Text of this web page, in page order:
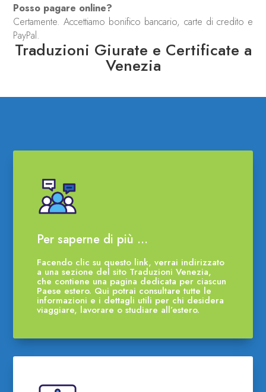
Posso pagare online?
Certamente. Accettiamo bonifico bancario, carte di credito e
PayPal.
Traduzioni Giurate e Certificate a
Venezia
Per saperne di più …
Facendo clic su questo link, verrai indirizzato
a una sezione del sito Traduzioni Venezia,
che contiene una pagina dedicata per ciascun
Paese estero. Qui potrai consultare tutte le
informazioni e i dettagli utili per chi desidera
viaggiare, lavorare o studiare all’estero.